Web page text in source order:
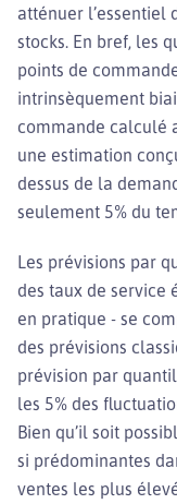
atténuer l’essentiel
stocks. En bref, les
points de
intrinsèquement
commande calculé
une estimation
dessus de la
seulement 5% du
Les prévisions par
des taux de service
en pratique - se
des prévisions
prévision par
les 5% des
Bien qu’il soit
si prédominantes
ventes les plus